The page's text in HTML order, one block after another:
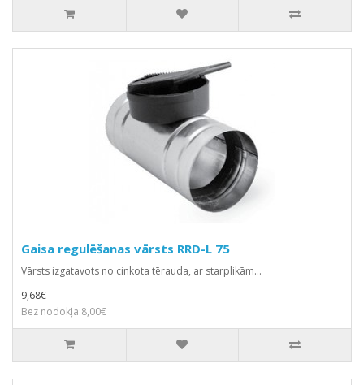
Gaisa regulēšanas vārsts RRD-L 75
Vārsts izgatavots no cinkota tērauda, ar starplikām...
9,68€
Bez nodokļa:8,00€